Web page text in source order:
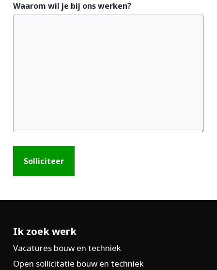
Waarom wil je bij ons werken?
Ik zoek werk
Vacatures bouw en techniek
Open sollicitatie bouw en techniek